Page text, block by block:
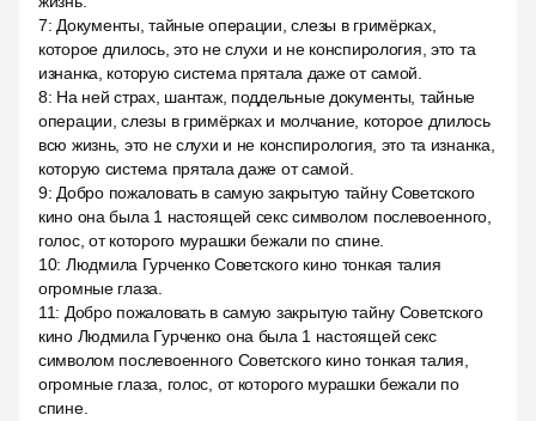
7: Документы, тайные операции, слезы в гримёрках,
которое длилось, это не слухи и не конспирология, это та
изнанка, которую система прятала даже от самой.
8: На ней страх, шантаж, поддельные документы, тайные
операции, слезы в гримёрках и молчание, которое длилось
всю жизнь, это не слухи и не конспирология, это та изнанка,
которую система прятала даже от самой.
9: Добро пожаловать в самую закрытую тайну Советского
кино она была 1 настоящей секс символом послевоенного,
голос, от которого мурашки бежали по спине.
10: Людмила Гурченко Советского кино тонкая талия
огромные глаза.
11: Добро пожаловать в самую закрытую тайну Советского
кино Людмила Гурченко она была 1 настоящей секс
символом послевоенного Советского кино тонкая талия,
огромные глаза, голос, от которого мурашки бежали по
спине.